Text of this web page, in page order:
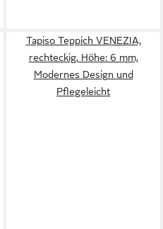
Tapiso Teppich VENEZIA,
rechteckig, Höhe: 6 mm,
Modernes Design und
Pflegeleicht